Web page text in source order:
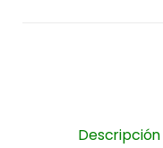
Descripción